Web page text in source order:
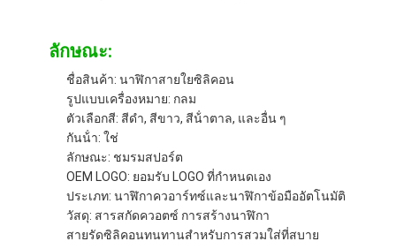
เกี่ยวกับเรา
ทัวร์โรงงาน
การควบคุมคุณภาพ
ติดต่อเรา
ลักษณะ:
ชื่อสินค้า: นาฬิกาสายใยซิลิคอน
รูปแบบเครื่องหมาย: กลม
ตัวเลือกสี: สีดํา, สีขาว, สีน้ําตาล, และอื่น ๆ
กันน้ํา: ใช่
ลักษณะ: ชมรมสปอร์ต
OEM LOGO: ยอมรับ LOGO ที่กําหนดเอง
ประเภท: นาฬิกาควอาร์ทซ์และนาฬิกาข้อมืออัตโนมัติ
วัสดุ: สารสกัดควอตซ์ การสร้างนาฬิกา
สายรัดซิลิคอนทนทานสําหรับการสวมใส่ที่สบาย